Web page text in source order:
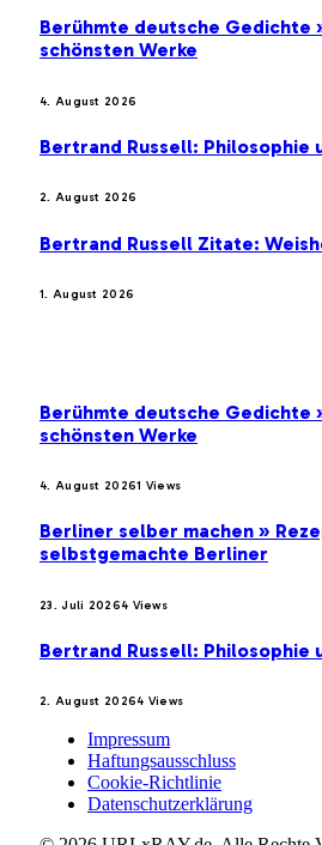
Berühmte deutsche Gedichte
schönsten Werke
4. August 2026
Bertrand Russell: Philosophie
2. August 2026
Bertrand Russell Zitate:
1. August 2026
Berühmte deutsche Gedichte
schönsten Werke
4. August 20261 Views
Berliner selber machen »
selbstgemachte Berliner
23. Juli 20264 Views
Bertrand Russell: Philosophie
2. August 20264 Views
Impressum
Haftungsausschluss
Cookie-Richtlinie
Datenschutzerklärung